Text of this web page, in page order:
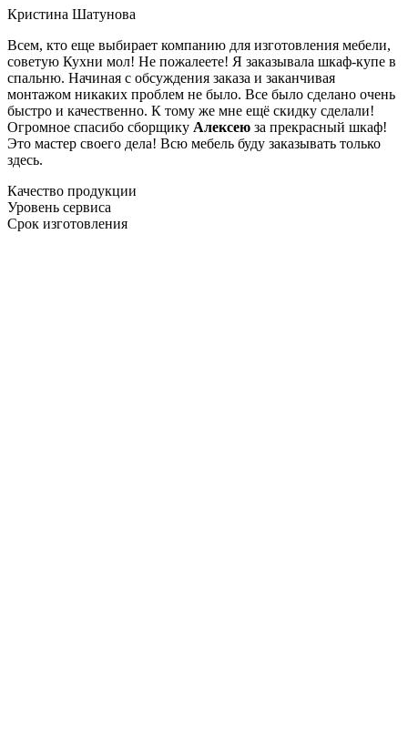
Кристина Шатунова
Всем, кто еще выбирает компанию для изготовления мебели,
советую Кухни мол! Не пожалеете! Я заказывала шкаф-купе в
спальню. Начиная с обсуждения заказа и заканчивая
монтажом никаких проблем не было. Все было сделано очень
быстро и качественно. К тому же мне ещё скидку сделали!
Огромное спасибо сборщику Алексею за прекрасный шкаф!
Это мастер своего дела! Всю мебель буду заказывать только
здесь.
Качество продукции
Уровень сервиса
Срок изготовления